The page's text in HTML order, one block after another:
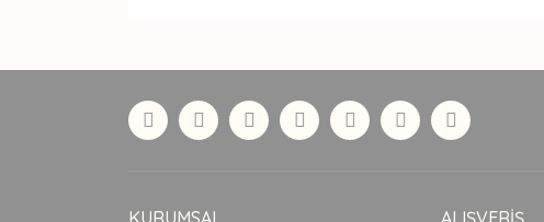
Ürün açıklamasında eksik bilgiler bulunuyor.
Bu ürüne benzer farklı alternatifler olmalı.
KURUMSAL ALIŞVERİŞ